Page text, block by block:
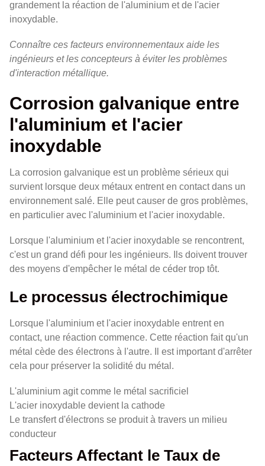
grandement la réaction de l'aluminium et de l'acier
inoxydable.
Connaître ces facteurs environnementaux aide les
ingénieurs et les concepteurs à éviter les problèmes
d'interaction métallique.
Corrosion galvanique entre
l'aluminium et l'acier
inoxydable
La corrosion galvanique est un problème sérieux qui
survient lorsque deux métaux entrent en contact dans un
environnement salé. Elle peut causer de gros problèmes,
en particulier avec l'aluminium et l'acier inoxydable.
Lorsque l'aluminium et l'acier inoxydable se rencontrent,
c'est un grand défi pour les ingénieurs. Ils doivent trouver
des moyens d'empêcher le métal de céder trop tôt.
Le processus électrochimique
Lorsque l'aluminium et l'acier inoxydable entrent en
contact, une réaction commence. Cette réaction fait qu'un
métal cède des électrons à l'autre. Il est important d'arrêter
cela pour préserver la solidité du métal.
L'aluminium agit comme le métal sacrificiel
L'acier inoxydable devient la cathode
Le transfert d'électrons se produit à travers un milieu
conducteur
Facteurs Affectant le Taux de